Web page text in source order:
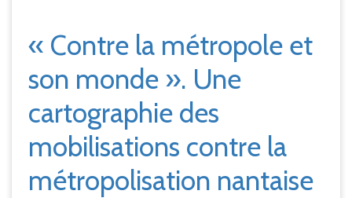
« Contre la métropole et
son monde ». Une
cartographie des
mobilisations contre la
métropolisation nantaise